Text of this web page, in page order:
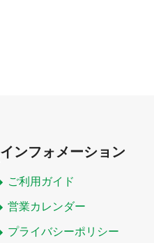
インフォメーション
ご利用ガイド
営業カレンダー
プライバシーポリシー